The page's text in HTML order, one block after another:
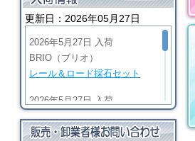
ット式ベルシグナル
更新日：2026年05月27日
2026年5月27日 入荷
BRIO（ブリオ）
レール＆ロード採石セット
2026年5月27日 入荷
ビッググリーンアクション機